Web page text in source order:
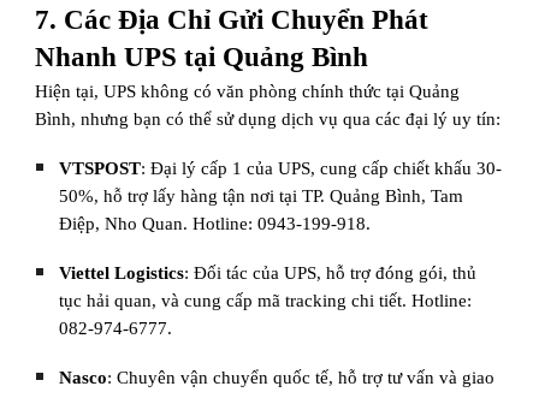
7. Các Địa Chỉ Gửi Chuyển Phát
Nhanh UPS tại Quảng Bình
Hiện tại, UPS không có văn phòng chính thức tại Quảng
Bình, nhưng bạn có thể sử dụng dịch vụ qua các đại lý uy tín:
VTSPOST: Đại lý cấp 1 của UPS, cung cấp chiết khấu 30-
50%, hỗ trợ lấy hàng tận nơi tại TP. Quảng Bình, Tam
Điệp, Nho Quan. Hotline: 0943-199-918.
Viettel Logistics: Đối tác của UPS, hỗ trợ đóng gói, thủ
tục hải quan, và cung cấp mã tracking chi tiết. Hotline:
082-974-6777.
Nasco: Chuyên vận chuyển quốc tế, hỗ trợ tư vấn và giao